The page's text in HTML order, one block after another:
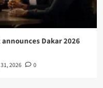
Dakar 2026
2026 0